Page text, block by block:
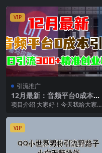
VIP
引流推广
12月最新：音频平台0成本引
流，日引300+精准创业粉
项目介绍 大家好！今天我给大家分
新测试出来的...
VIP